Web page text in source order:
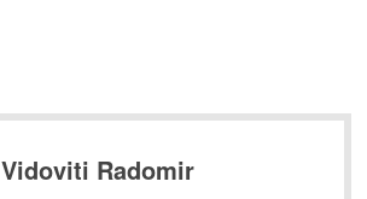
Vidoviti Radomir